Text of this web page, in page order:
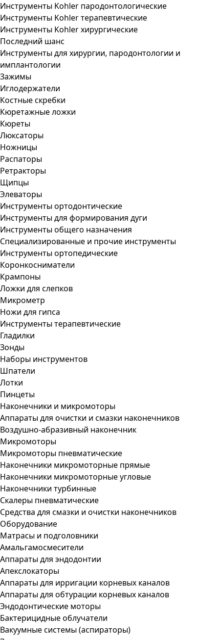
Инструменты Kohler пародонтологические
Инструменты Kohler терапевтические
Инструменты Kohler хирургические
Последний шанс
Инструменты для хирургии, пародонтологии и
имплантологии
Зажимы
Иглодержатели
Костные скребки
Кюретажные ложки
Кюреты
Люксаторы
Ножницы
Распаторы
Ретракторы
Щипцы
Элеваторы
Инструменты ортодонтические
Инструменты для формирования дуги
Инструменты общего назначения
Специализированные и прочие инструменты
Инструменты ортопедические
Коронкосниматели
Крампоны
Ложки для слепков
Микрометр
Ножи для гипса
Инструменты терапевтические
Гладилки
Зонды
Наборы инструментов
Шпатели
Лотки
Пинцеты
Наконечники и микромоторы
Аппараты для очистки и смазки наконечников
Воздушно-абразивный наконечник
Микромоторы
Микромоторы пневматические
Наконечники микромоторные прямые
Наконечники микромоторные угловые
Наконечники турбинные
Скалеры пневматические
Средства для смазки и очистки наконечников
Оборудование
Матрасы и подголовники
Амальгамосмесители
Аппараты для эндодонтии
Апекслокаторы
Аппараты для ирригации корневых каналов
Аппараты для обтурации корневых каналов
Эндодонтические моторы
Бактерицидные облучатели
Вакуумные системы (аспираторы)